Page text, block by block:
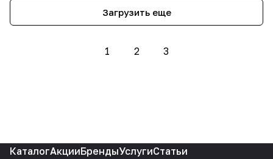
Загрузить еще
1 2 3
КаталогАкцииБрендыУслугиСтатьи